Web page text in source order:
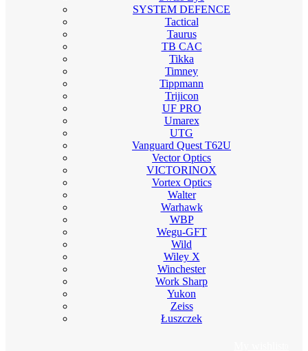
SYSTEM DEFENCE
Tactical
Taurus
TB CAC
Tikka
Timney
Tippmann
Trijicon
UF PRO
Umarex
UTG
Vanguard Quest T62U
Vector Optics
VICTORINOX
Vortex Optics
Walter
Warhawk
WBP
Wegu-GFT
Wild
Wiley X
Winchester
Work Sharp
Yukon
Zeiss
Łuszczek